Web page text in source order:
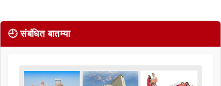
🕘 संबंधित बातम्या